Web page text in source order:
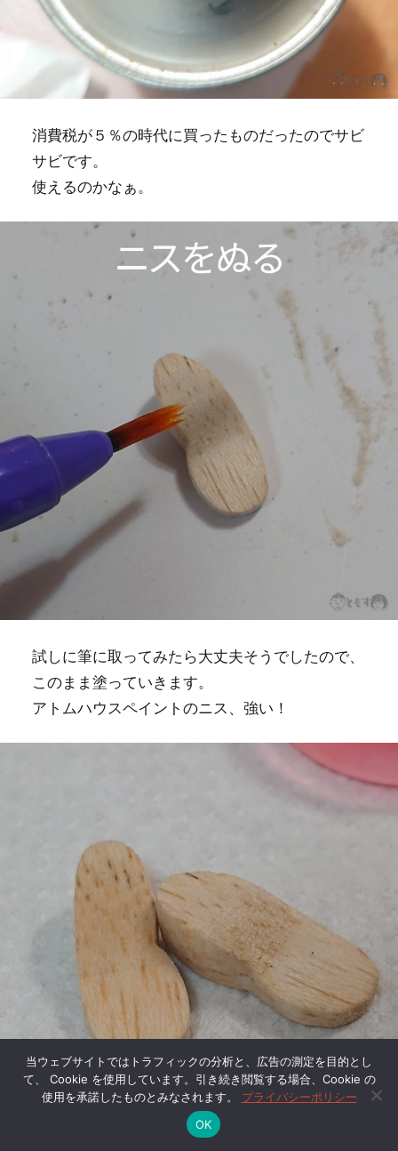
消費税が５％の時代に買ったものだったのでサビ
サビです。
使えるのかなぁ。
試しに筆に取ってみたら大丈夫そうでしたので、
このまま塗っていきます。
アトムハウスペイントのニス、強い！
当ウェブサイトではトラフィックの分析と、広告の測定を目的とし
て、 Cookie を使用しています。引き続き閲覧する場合、Cookie の
使用を承諾したものとみなされます。 プライバシーポリシー
OK